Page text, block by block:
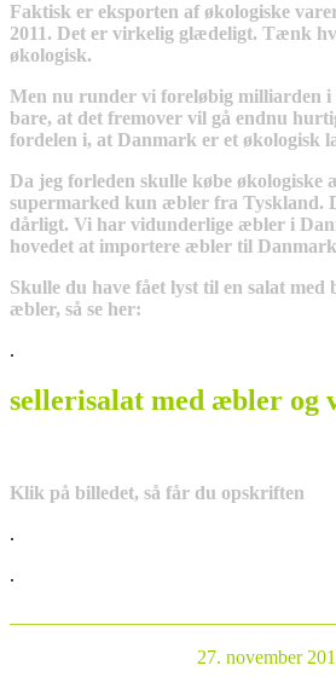
Faktisk er eksporten af økologiske
2011. Det er virkelig glædeligt. Tænk
økologisk.
Men nu runder vi foreløbig milliarden i
bare, at det fremover vil gå endnu
fordelen i, at Danmark er et økologisk
Da jeg forleden skulle købe økologiske
supermarked kun æbler fra Tyskland.
dårligt. Vi har vidunderlige æbler i
hovedet at importere æbler til
Skulle du have fået lyst til en salat med
æbler, så se her:
.
sellerisalat med æbler og
Klik på billedet, så får du opskriften
.
.
27. november